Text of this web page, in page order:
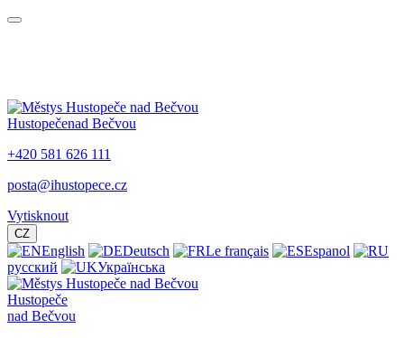
Hustopečenad Bečvou
+420 581 626 111
posta@ihustopece.cz
Vytisknout
CZ
English Deutsch Le français
Espanol
русский
Українська
Hustopeče
nad Bečvou